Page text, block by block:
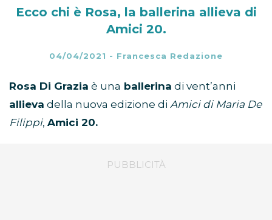
Ecco chi è Rosa, la ballerina allieva di
Amici 20.
04/04/2021 - Francesca Redazione
Rosa Di Grazia è una ballerina di vent’anni
allieva della nuova edizione di Amici di Maria De
Filippi, Amici 20.